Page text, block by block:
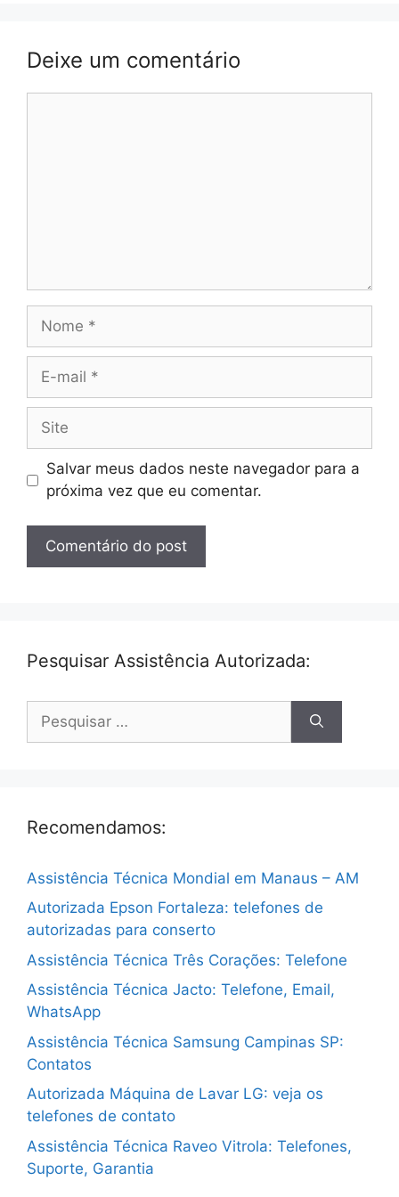
Deixe um comentário
Nome
Site
Salvar meus dados neste navegador para a
próxima vez que eu comentar.
Pesquisar Assistência Autorizada:
por:
Recomendamos:
Assistência Técnica Mondial em Manaus – AM
Autorizada Epson Fortaleza: telefones de
autorizadas para conserto
Assistência Técnica Três Corações: Telefone
Assistência Técnica Jacto: Telefone, Email,
WhatsApp
Assistência Técnica Samsung Campinas SP:
Contatos
Autorizada Máquina de Lavar LG: veja os
telefones de contato
Assistência Técnica Raveo Vitrola: Telefones,
Suporte, Garantia